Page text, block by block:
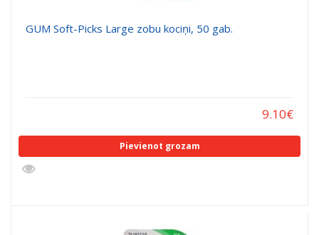
GUM Soft-Picks Large zobu kociņi, 50 gab.
9.10€
Pievienot grozam